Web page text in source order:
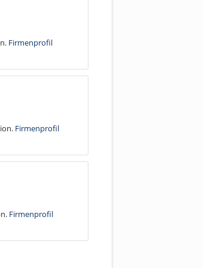
Firmenprofil
Firmenprofil
Firmenprofil